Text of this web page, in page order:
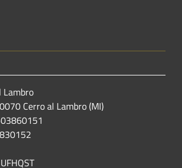
Lambro
Cerro al Lambro (MI)